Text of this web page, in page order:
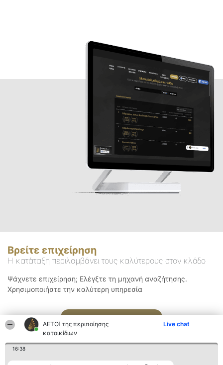
ΑΕΤΟΊ της περιποίησης
κατοικίδιων
Live chat
16:38
Βρείτε επιχείρηση
Η κατάταξη περιλαμβάνει τους καλύτερους στον κλάδο
Ψάχνετε επιχείρηση; Ελέγξτε τη μηχανή αναζήτησης.
Χρησιμοποιήστε την καλύτερη υπηρεσία
Αναζήτηση